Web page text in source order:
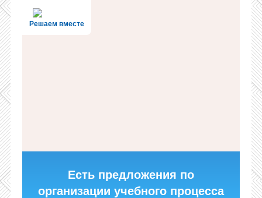
Решаем вместе
Есть предложения по
организации учебного процесса